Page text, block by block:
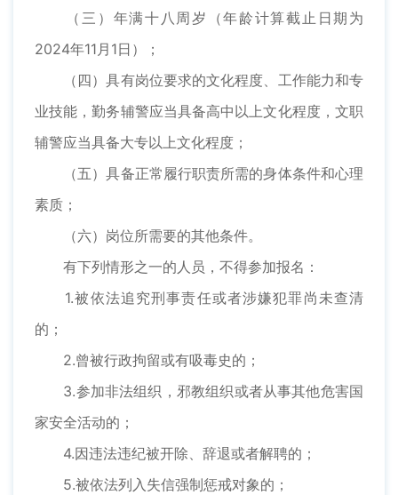
（三）年满十八周岁（年龄计算截止日期为
2024年11月1日）；
（四）具有岗位要求的文化程度、工作能力和专
业技能，勤务辅警应当具备高中以上文化程度，文职
辅警应当具备大专以上文化程度；
（五）具备正常履行职责所需的身体条件和心理
素质；
（六）岗位所需要的其他条件。
有下列情形之一的人员，不得参加报名：
1.被依法追究刑事责任或者涉嫌犯罪尚未查清
的；
2.曾被行政拘留或有吸毒史的；
3.参加非法组织，邪教组织或者从事其他危害国
家安全活动的；
4.因违法违纪被开除、辞退或者解聘的；
5.被依法列入失信强制惩戒对象的；